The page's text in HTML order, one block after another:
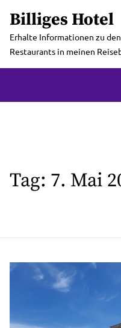
the
content
Billiges Hotel
Erhalte Informationen zu
Restaurants in meinen
Tag: 7. Mai